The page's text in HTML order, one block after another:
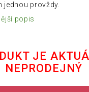
jednou provždy.
popis
JE
NEPRODEJNÝ